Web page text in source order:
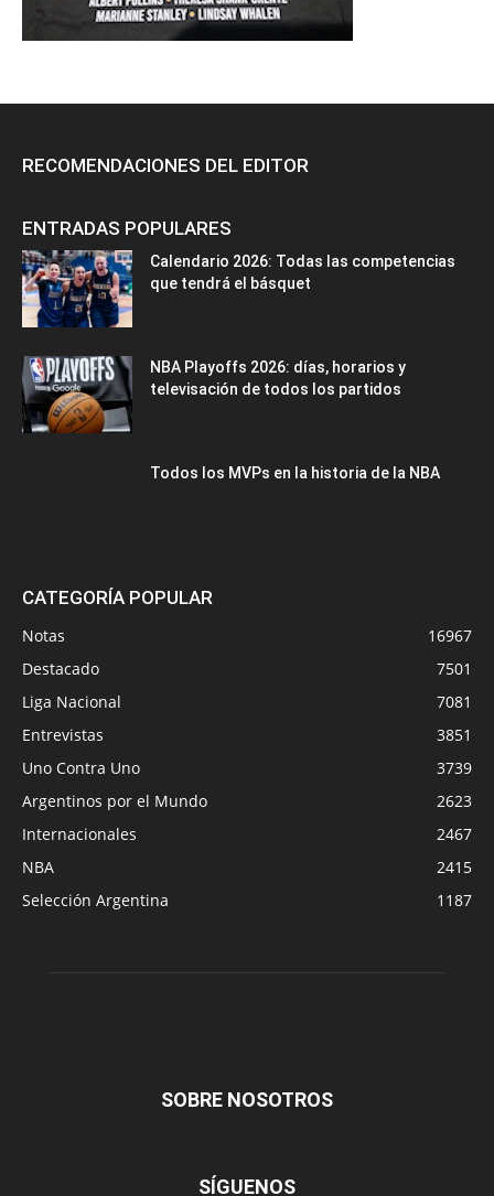
RECOMENDACIONES DEL EDITOR
ENTRADAS POPULARES
Calendario 2026: Todas las competencias
que tendrá el básquet
NBA Playoffs 2026: días, horarios y
televisación de todos los partidos
Todos los MVPs en la historia de la NBA
CATEGORÍA POPULAR
Notas
16967
Destacado
7501
Liga Nacional
7081
Entrevistas
3851
Uno Contra Uno
3739
Argentinos por el Mundo
2623
Internacionales
2467
NBA
2415
Selección Argentina
1187
SOBRE NOSOTROS
SÍGUENOS